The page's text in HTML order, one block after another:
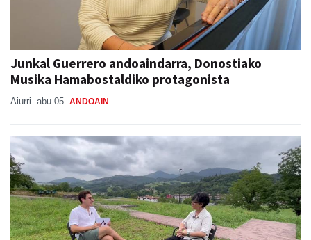
Junkal Guerrero andoaindarra, Donostiako
Musika Hamabostaldiko protagonista
Aiurri abu 05 ANDOAIN